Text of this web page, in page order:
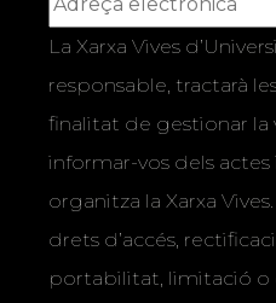
La Xarxa Vives
responsable, tractarà
finalitat de gestionar la
informar-vos dels
organitza la Xarxa
drets d’accés,
portabilitat, limitació o